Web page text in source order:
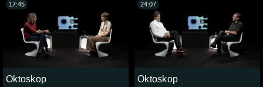
Oktoskop
17:45
Oktoskop
24:07